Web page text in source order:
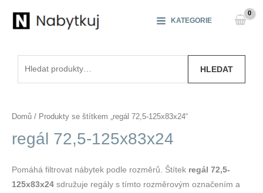
KATEGORIE
HLEDAT
Domů / Produkty se štítkem „regál 72,5-125x83x24“
regál 72,5-125x83x24
Pomáhá filtrovat nábytek podle rozměrů. Štítek regál 72,5-
125x83x24 sdružuje regály s tímto rozměrovým označením a